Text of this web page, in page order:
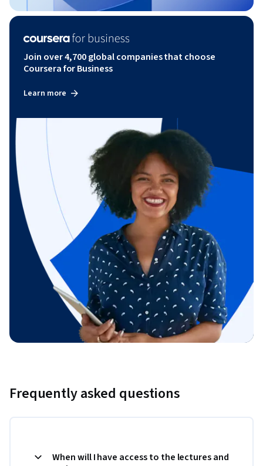
Join over 4,700 global companies that choose
Coursera for Business
Learn more
Frequently asked questions
When will I have access to the lectures and